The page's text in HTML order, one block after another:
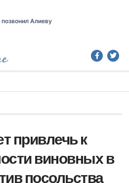
Алиеву
привлечь к
виновных в
посольства